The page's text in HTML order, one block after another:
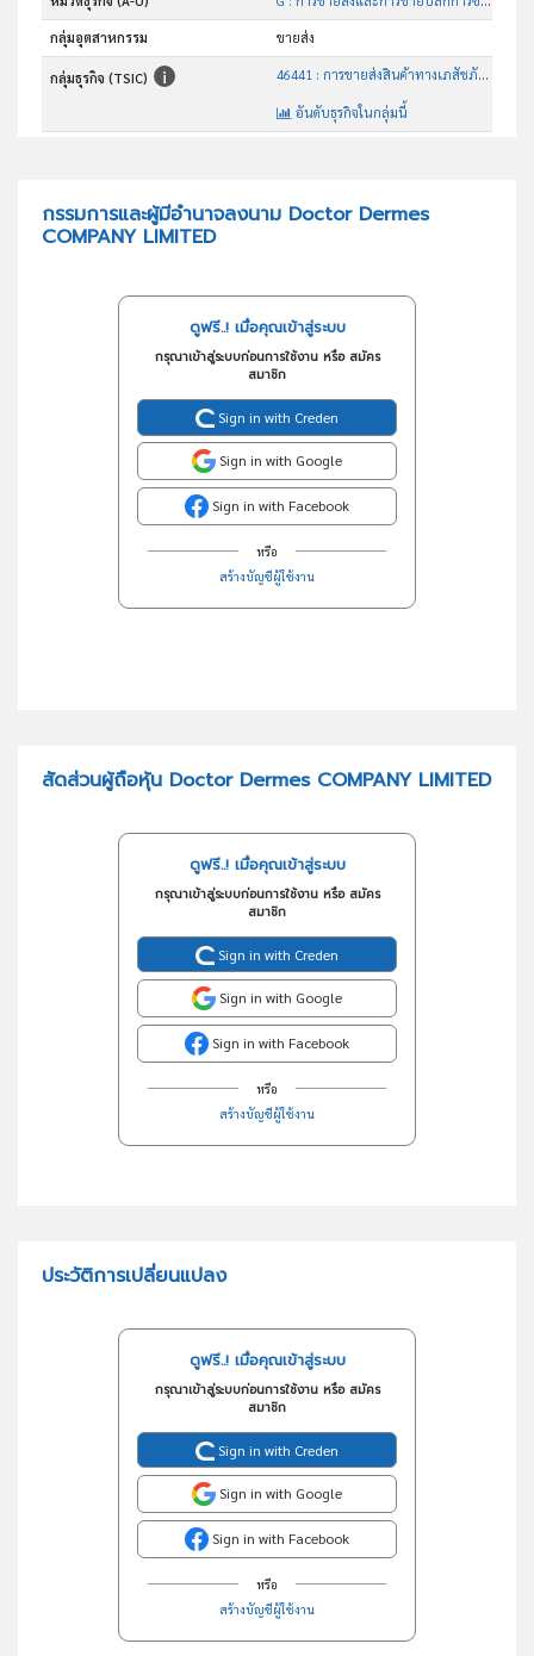
กลุ่มอุตสาหกรรม ขายส่ง
กลุ่มธุรกิจ (TSIC) 46441 : การขายส่งสินค้าทางเภสัชภัณฑ์และทางการแพทย์
อันดับธุรกิจในกลุ่มนี้
กรรมการและผู้มีอำนาจลงนาม Doctor Dermes
COMPANY LIMITED
ดูฟรี..! เมื่อคุณเข้าสู่ระบบ
กรุณาเข้าสู่ระบบก่อนการใช้งาน หรือ สมัคร
สมาชิก
Sign in with Creden
Sign in with Google
Sign in with Facebook
หรือ
สร้างบัญชีผู้ใช้งาน
สัดส่วนผู้ถือหุ้น Doctor Dermes COMPANY LIMITED
ดูฟรี..! เมื่อคุณเข้าสู่ระบบ
กรุณาเข้าสู่ระบบก่อนการใช้งาน หรือ สมัคร
สมาชิก
Sign in with Creden
Sign in with Google
Sign in with Facebook
หรือ
สร้างบัญชีผู้ใช้งาน
ประวัติการเปลี่ยนแปลง
ดูฟรี..! เมื่อคุณเข้าสู่ระบบ
กรุณาเข้าสู่ระบบก่อนการใช้งาน หรือ สมัคร
สมาชิก
Sign in with Creden
Sign in with Google
Sign in with Facebook
หรือ
สร้างบัญชีผู้ใช้งาน